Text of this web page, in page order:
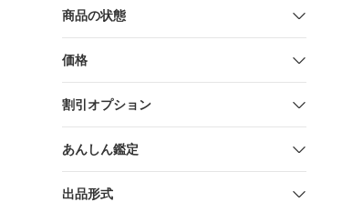
商品の状態
価格
割引オプション
あんしん鑑定
出品形式